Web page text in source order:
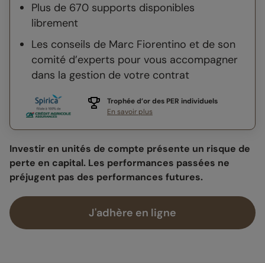
Plus de 670 supports disponibles
librement
Les conseils de Marc Fiorentino et de son
comité d’experts pour vous accompagner
dans la gestion de votre contrat
Trophée d’or des PER individuels
En savoir plus
Investir en unités de compte présente un risque de
perte en capital. Les performances passées ne
préjugent pas des performances futures.
J'adhère en ligne